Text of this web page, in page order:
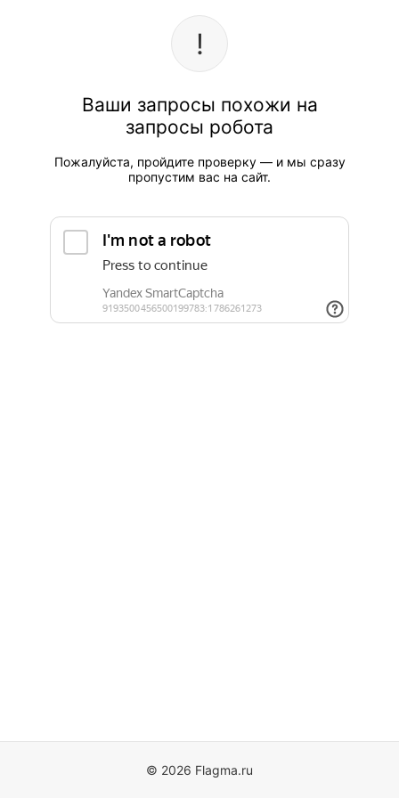
Ваши запросы похожи на
запросы робота
Пожалуйста, пройдите проверку — и мы сразу
пропустим вас на сайт.
© 2026 Flagma.ru